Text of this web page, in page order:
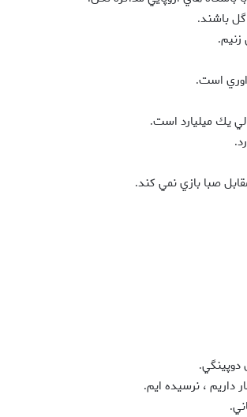
گل باشند.
.
.
يك ميليارد است.
.
صبا بازي نمي كند.
.
داريم ‍، نرسيده ايم.
.